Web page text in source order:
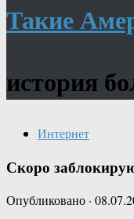
Такие
история
Интернет
Скоро
Опубликовано ·